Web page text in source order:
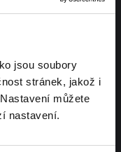
jsou soubory
stránek, jakož i
můžete
nastavení.
hřiště